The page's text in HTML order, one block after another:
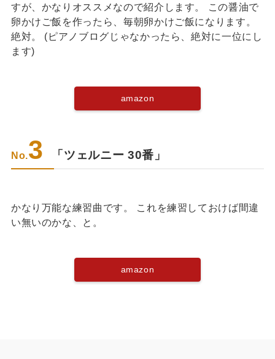
すが、かなりオススメなので紹介します。 この醤油で
卵かけご飯を作ったら、毎朝卵かけご飯になります。
絶対。 (ピアノブログじゃなかったら、絶対に一位にし
ます)
amazon
No.3 「ツェルニー 30番」
かなり万能な練習曲です。 これを練習しておけば間違
い無いのかな、と。
amazon